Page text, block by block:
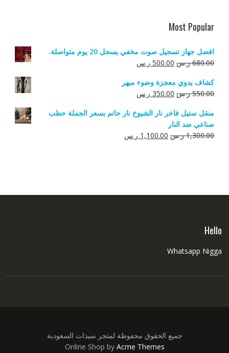
Most Popular
افضل جهاز تسجيل صوت مخفي يسجل 20 يوم متواصلة.
680.00 ر.س السعر
هو:
680.00 ر.س.
500.00 ر.سالسعر
هو:
500.00 ر.س.
كشاف يدوي معجزة وضوء مبهر
550.00 ر.س السعر
هو:
550.00 ر.س.
350.00 ر.سالسعر
هو:
منقل ستيل فاخر نار الشيوخ نار حاتم بسعر الجملة حطب
صناعي ضد النار
1,300.00 ر.س السعر
1,100.00 ر.سالسعر
Hello
Whatsapp Nigga
جميع الحقوق محفوظة لمتجر سيدات السعودية
Online Shop by Acme Themes